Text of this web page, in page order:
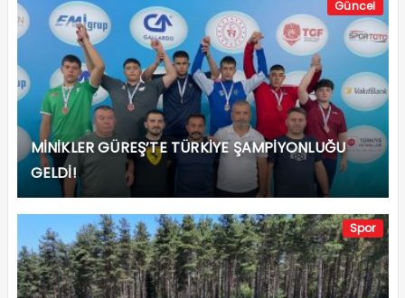
Güncel
MİNİKLER GÜREŞ’TE TÜRKİYE ŞAMPİYONLUĞU
GELDİ!
Spor